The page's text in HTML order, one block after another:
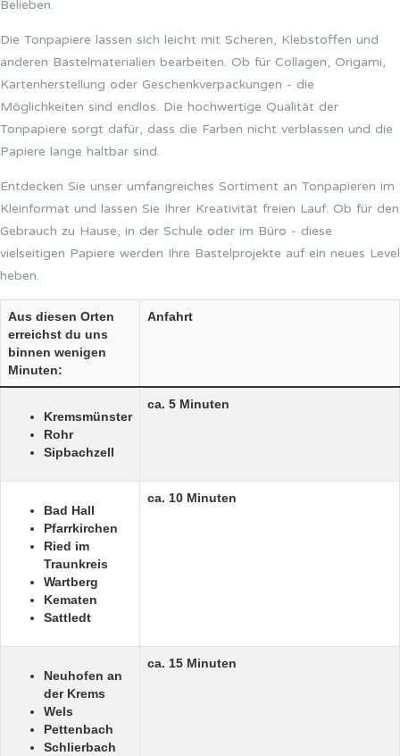
Belieben.
Die Tonpapiere lassen sich leicht mit Scheren, Klebstoffen und
anderen Bastelmaterialien bearbeiten. Ob für Collagen, Origami,
Kartenherstellung oder Geschenkverpackungen - die
Möglichkeiten sind endlos. Die hochwertige Qualität der
Tonpapiere sorgt dafür, dass die Farben nicht verblassen und die
Papiere lange haltbar sind.
Entdecken Sie unser umfangreiches Sortiment an Tonpapieren im
Kleinformat und lassen Sie Ihrer Kreativität freien Lauf. Ob für den
Gebrauch zu Hause, in der Schule oder im Büro - diese
vielseitigen Papiere werden Ihre Bastelprojekte auf ein neues Level
heben.
Aus diesen Orten
erreichst du uns
binnen wenigen
Minuten:
Anfahrt
Kremsmünster
Rohr
Sipbachzell
ca. 5 Minuten
Bad Hall
Pfarrkirchen
Ried im
Traunkreis
Wartberg
Kematen
Sattledt
ca. 10 Minuten
Neuhofen an
der Krems
Wels
Pettenbach
Schlierbach
ca. 15 Minuten